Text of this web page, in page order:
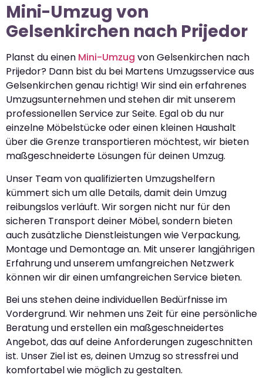
Mini-Umzug von
Gelsenkirchen nach Prijedor
Planst du einen Mini-Umzug von Gelsenkirchen nach
Prijedor? Dann bist du bei Martens Umzugsservice aus
Gelsenkirchen genau richtig! Wir sind ein erfahrenes
Umzugsunternehmen und stehen dir mit unserem
professionellen Service zur Seite. Egal ob du nur
einzelne Möbelstücke oder einen kleinen Haushalt
über die Grenze transportieren möchtest, wir bieten
maßgeschneiderte Lösungen für deinen Umzug.
Unser Team von qualifizierten Umzugshelfern
kümmert sich um alle Details, damit dein Umzug
reibungslos verläuft. Wir sorgen nicht nur für den
sicheren Transport deiner Möbel, sondern bieten
auch zusätzliche Dienstleistungen wie Verpackung,
Montage und Demontage an. Mit unserer langjährigen
Erfahrung und unserem umfangreichen Netzwerk
können wir dir einen umfangreichen Service bieten.
Bei uns stehen deine individuellen Bedürfnisse im
Vordergrund. Wir nehmen uns Zeit für eine persönliche
Beratung und erstellen ein maßgeschneidertes
Angebot, das auf deine Anforderungen zugeschnitten
ist. Unser Ziel ist es, deinen Umzug so stressfrei und
komfortabel wie möglich zu gestalten.